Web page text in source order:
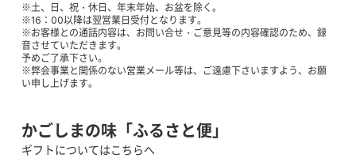
※土、日、祝・休日、年末年始、お盆を除く。
※16：00以降は翌営業日受付となります。
※お客様との通話内容は、お問い合せ・ご意見等の内容確認のため、録
音させていただきます。
予めご了承下さい。
※弊会事業と関係のない営業メール等は、ご遠慮下さいますよう、お願
い申し上げます。
かごしまの味「ふるさと便」
ギフトについてはこちらへ